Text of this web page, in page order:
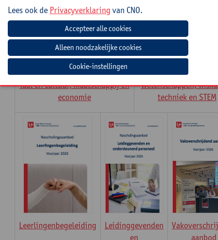
Taal en cultuur, maatschappij en
economie
Wetenschappen,
techniek en STEM
Leerlingenbegeleiding
Leidinggevenden
en
aanbod
Lees ook de Privacyverklaring van CNO.
Cookie-instellingen